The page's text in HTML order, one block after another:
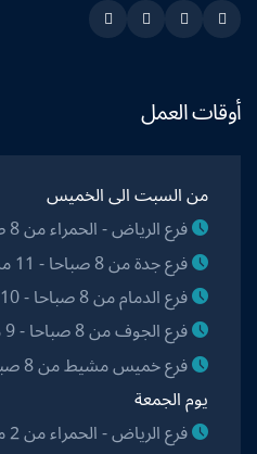
Snapchat
Twitter
Linkedin
Instagram
أوقات العمل
من السبت الى الخميس
فرع الرياض - الحمراء من 8 صباحا - 11 مساءا
فرع جدة من 8 صباحا - 11 مساءا
فرع الدمام من 8 صباحا - 10 مساءا
فرع الجوف من 8 صباحا - 9 مساءا
فرع خميس مشيط من 8 صباحا - 10 مساءا
يوم الجمعة
فرع الرياض - الحمراء من 2 مساءا - 11 مساءا